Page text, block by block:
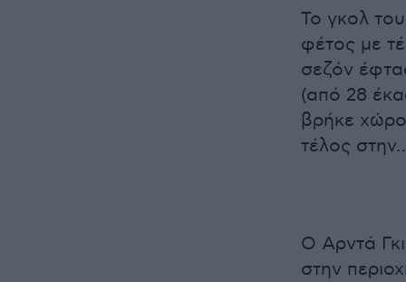
Το γκολ
φέτος με
σεζόν
(από 28
βρήκε
τέλος
Ο Αρντά
στην